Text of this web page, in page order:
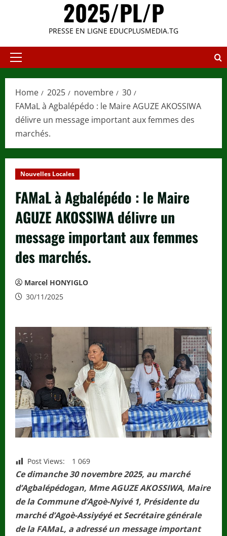
2025/PL/P
PRESSE EN LIGNE EDUCPLUSMEDIA.TG
Primary
Home 2025 novembre
30
FAMaL à Agbalépédo : le Maire AGUZE AKOSSIWA
délivre un message important aux femmes des
marchés.
Nouvelles Locales
FAMaL à Agbalépédo : le Maire
AGUZE AKOSSIWA délivre un
message important aux femmes
des marchés.
Marcel HONYIGLO
30/11/2025
Post Views: 1 069
Ce dimanche 30 novembre 2025, au marché
d’Agbalépédogan, Mme AGUZE AKOSSIWA, Maire
de la Commune d’Agoè-Nyivé 1, Présidente du
marché d’Agoè-Assiyéyé et Secrétaire générale
de la FAMaL, a adressé un message important